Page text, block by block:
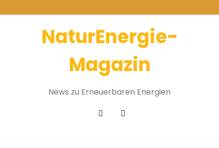
NaturEnergie-
Magazin
News zu Erneuerbaren Energien